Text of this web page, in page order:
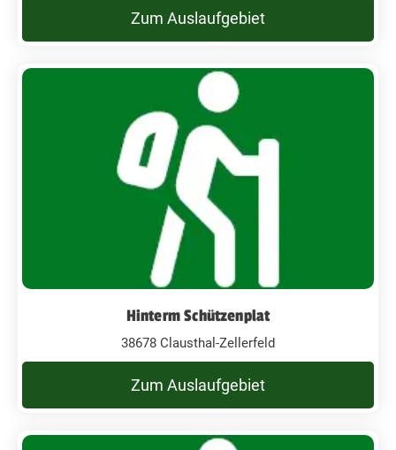
Zum Auslaufgebiet
Hinterm Schützenplat
38678 Clausthal-Zellerfeld
Zum Auslaufgebiet